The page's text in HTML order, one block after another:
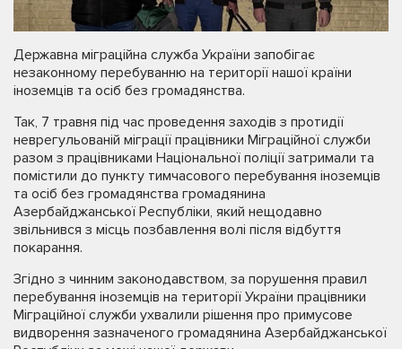
Державна міграційна служба України запобігає
незаконному перебуванню на території нашої країни
іноземців та осіб без громадянства.
Так, 7 травня під час проведення заходів з протидії
неврегульованій міграції працівники Міграційної служби
разом з працівниками Національної поліції затримали та
помістили до пункту тимчасового перебування іноземців
та осіб без громадянства громадянина
Азербайджанської Республіки, який нещодавно
звільнився з місць позбавлення волі після відбуття
покарання.
Згідно з чинним законодавством, за порушення правил
перебування іноземців на території України працівники
Міграційної служби ухвалили рішення про примусове
видворення зазначеного громадянина Азербайджанської